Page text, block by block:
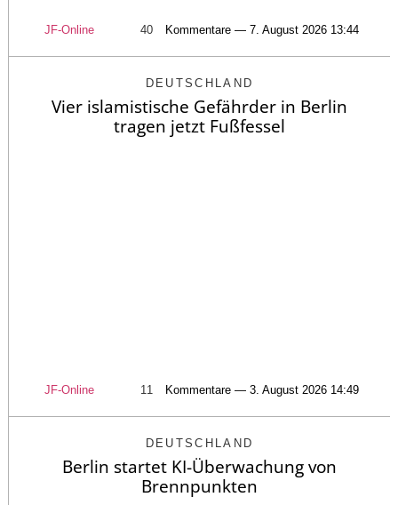
JF-Online 40 Kommentare — 7. August 2026 13:44
DEUTSCHLAND
Vier islamistische Gefährder in Berlin
tragen jetzt Fußfessel
JF-Online 11 Kommentare — 3. August 2026 14:49
DEUTSCHLAND
Berlin startet KI-Überwachung von
Brennpunkten